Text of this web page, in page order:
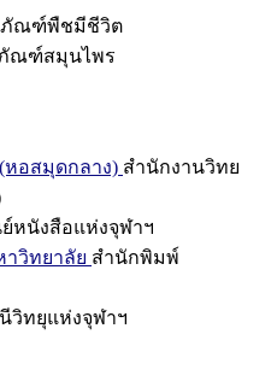
ณฑ์พืชมีชีวิต
ณฑ์สมุนไพร
หอสมุดกลาง) สำนักงานวิทย
หนังสือแห่งจุฬาฯ
วิทยาลัย สำนักพิมพ์
วิทยุแห่งจุฬาฯ